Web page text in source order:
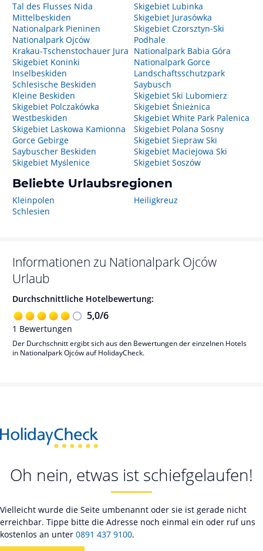
Tal des Flusses Nida
Mittelbeskiden
Nationalpark Pieninen
Nationalpark Ojców
Krakau-Tschenstochauer Jura
Skigebiet Koninki
Inselbeskiden
Schlesische Beskiden
Kleine Beskiden
Skigebiet Polczakówka
Westbeskiden
Skigebiet Laskowa Kamionna
Gorce Gebirge
Saybuscher Beskiden
Skigebiet Myślenice
Skigebiet Lubinka
Skigebiet Jurasówka
Skigebiet Czorsztyn-Ski
Podhale
Nationalpark Babia Góra
Nationalpark Gorce
Landschaftsschutzpark
Saybusch
Skigebiet Ski Lubomierz
Skigebiet Śnieżnica
Skigebiet White Park Palenica
Skigebiet Polana Sosny
Skigebiet Siepraw Ski
Skigebiet Maciejowa Ski
Skigebiet Soszów
Beliebte Urlaubsregionen
Kleinpolen
Schlesien
Heiligkreuz
Informationen zu Nationalpark Ojców
Urlaub
Durchschnittliche Hotelbewertung:
5,0/6
1 Bewertungen
Der Durchschnitt ergibt sich aus den Bewertungen der einzelnen Hotels
in Nationalpark Ojców auf HolidayCheck.
Oh nein, etwas ist schiefgelaufen!
Vielleicht wurde die Seite umbenannt oder sie ist gerade nicht
erreichbar. Tippe bitte die Adresse noch einmal ein oder ruf uns
kostenlos an unter 0891 437 9100.